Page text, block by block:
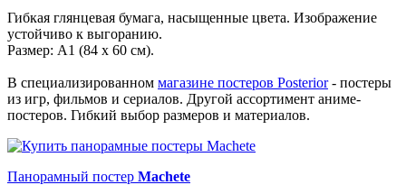
Гибкая глянцевая бумага, насыщенные цвета. Изображение
устойчиво к выгоранию.
Размер: А1 (84 х 60 см).
В специализированном магазине постеров Posterior- постеры
из игр, фильмов и сериалов. Другой ассортимент аниме-
постеров. Гибкий выбор размеров и материалов.
Панорамный постер Machete